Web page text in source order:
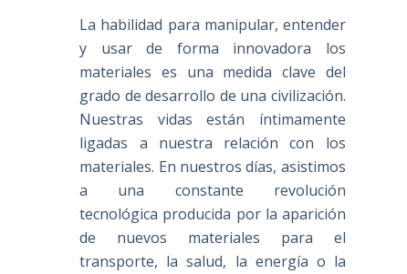
La habilidad para manipular, entender
y usar de forma innovadora los
materiales es una medida clave del
grado de desarrollo de una civilización.
Nuestras vidas están íntimamente
ligadas a nuestra relación con los
materiales. En nuestros días, asistimos
a una constante revolución
tecnológica producida por la aparición
de nuevos materiales para el
transporte, la salud, la energía o la